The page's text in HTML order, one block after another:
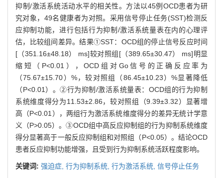
抑制/激活系统活动水平的相关性。方法以45例OCD患者为研
究对象，49名健康者为对照。采用信号停止任务(SST)检测反
应抑制功能，进行包括行为抑制/激活系统量表在内的心理评
估，比较组间差异。结果①SST：OCD组的停止信号反应时间
[（351.16±48.18） ms]较对照组[（389.65±30.47） ms]明显
缩短（P<0.01），OCD组对Go信号的正确反应率为
（75.67±15.70）%，较对照组（86.45±10.23）%显著降低
（P<0.01）。②行为抑制/激活系统量表：OCD组的行为抑制
系统维度得分为11.53±2.86，较对照组（9.39±3.32）显著增
高（P<0.01），两组行为激活系统维度得分的差异无统计学意
义（P>0.05）。③OCD组中高反应抑制组的行为抑制系统维度
得分显著高于一般反应抑制组和对照组（P<0.05）。结论OCD
患者反应抑制功能增强，且受到行为抑制系统活跃程度影响。
关键词: 强迫症, 行为抑制系统, 行为激活系统, 信号停止任务